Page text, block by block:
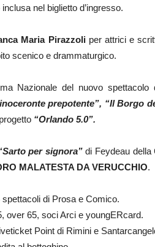
nel biglietto d’ingresso.
Maria Pirazzoliper attrici e
scenico e drammaturgico.
Nazionale del nuovo spettacolo
prepotente”, “Il Borgo
“Orlando 5.0”.
per signora” di Feydeau della
MALATESTA DA VERUCCHIO.
di Prosa e Comico.
over 65, soci Arci e youngERcard.
Point di Rimini e